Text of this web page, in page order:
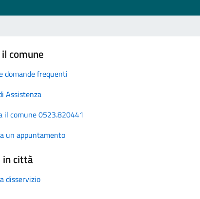
comune
domande frequenti
Assistenza
il comune 0523.820441
un appuntamento
in città
disservizio